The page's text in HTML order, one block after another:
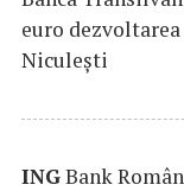
euro
Niculești
INGBank